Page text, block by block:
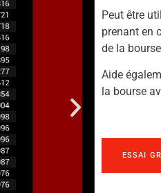
Peut être
prenant en
de la
Aide
la bourse
ESSAI